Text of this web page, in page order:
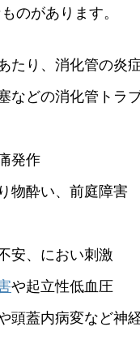
のがあります。
たり、消化管の炎
などの消化管トラ
発作
物酔い、前庭障害
安、におい刺激
や起立性低血圧
頭蓋内病変など神